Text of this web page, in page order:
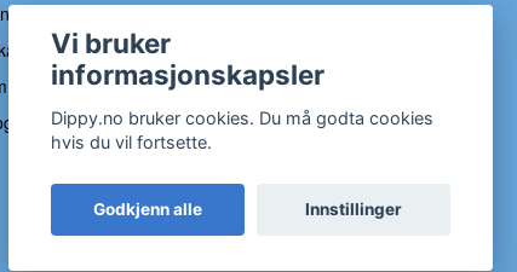
og betingelser
Dippy
Vi bruker
informasjonskapsler
Dippy.no bruker cookies. Du må godta cookies
hvis du vil fortsette.
Godkjenn alle Innstillinger